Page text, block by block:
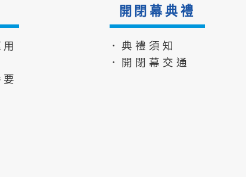
開閉幕典禮
．典禮須知
．開閉幕交通